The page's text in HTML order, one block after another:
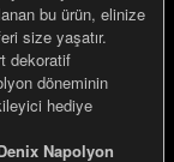
bu ürün, elinize
size yaşatır.
dekoratif
döneminin
hediye
Napolyon